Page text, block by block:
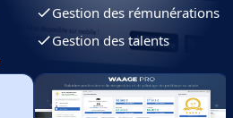
Gestion des rémunérations
Gestion des talents